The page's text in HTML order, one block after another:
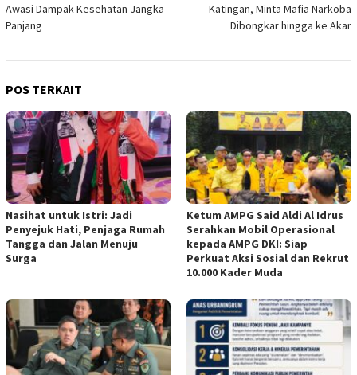
Awasi Dampak Kesehatan Jangka
Panjang
Katingan, Minta Mafia Narkoba
Dibongkar hingga ke Akar
POS TERKAIT
Nasihat untuk Istri: Jadi
Penyejuk Hati, Penjaga Rumah
Tangga dan Jalan Menuju
Surga
Ketum AMPG Said Aldi Al Idrus
Serahkan Mobil Operasional
kepada AMPG DKI: Siap
Perkuat Aksi Sosial dan Rekrut
10.000 Kader Muda